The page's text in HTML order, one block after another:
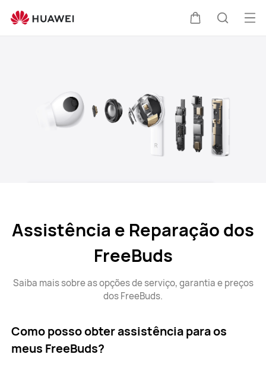
service-
Assistência e Reparação dos
FreeBuds
Saiba mais sobre as opções de serviço, garantia e preços
dos FreeBuds.
Como posso obter assistência para os
meus FreeBuds?